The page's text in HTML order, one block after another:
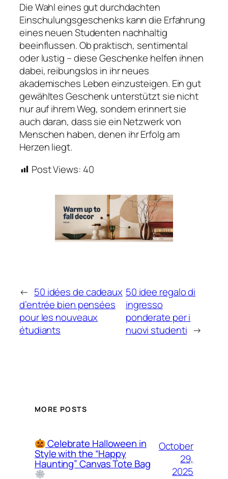
Die Wahl eines gut durchdachten
Einschulungsgeschenks kann die Erfahrung
eines neuen Studenten nachhaltig
beeinflussen. Ob praktisch, sentimental
oder lustig – diese Geschenke helfen ihnen
dabei, reibungslos in ihr neues
akademisches Leben einzusteigen. Ein gut
gewähltes Geschenk unterstützt sie nicht
nur auf ihrem Weg, sondern erinnert sie
auch daran, dass sie ein Netzwerk von
Menschen haben, denen ihr Erfolg am
Herzen liegt.
Post Views: 40
← 50 idées de cadeaux
d’entrée bien pensées
pour les nouveaux
étudiants
50 idee regalo di
ingresso
ponderate per i
nuovi studenti →
MORE POSTS
Celebrate Halloween in
Style with the “Happy
Haunting” Canvas Tote Bag
October
29,
2025